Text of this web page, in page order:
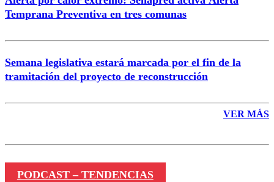
Temprana Preventiva en tres comunas
Semana legislativa estará marcada por el fin de la
tramitación del proyecto de reconstrucción
VER MÁS
PODCAST – TENDENCIAS